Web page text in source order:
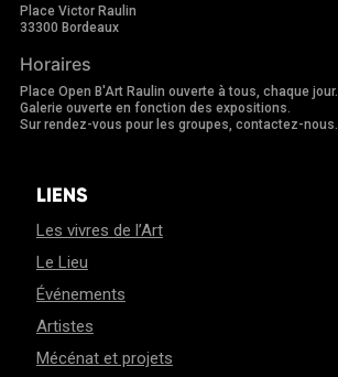
Place Victor Raulin
33300 Bordeaux
Horaires
Place Open B'Art Raulin ouverte à tous, chaque jour.
Galerie ouverte en fonction des expositions.
Sur rendez-vous pour les groupes, contactez-nous.
LIENS
Les vivres de l’Art
Le Lieu
Événements
Artistes
Mécénat et projets